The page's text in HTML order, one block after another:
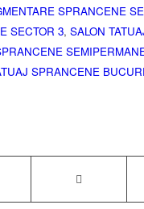
SPRANCENE
SECTOR 3, SALON
SPRANCENE